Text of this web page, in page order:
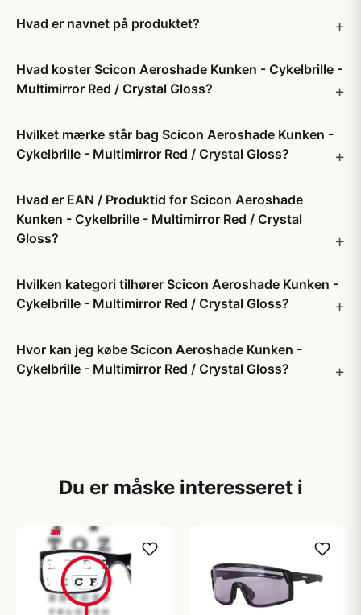
Hvad er navnet på produktet?
Hvad koster Scicon Aeroshade Kunken - Cykelbrille -
Multimirror Red / Crystal Gloss?
Hvilket mærke står bag Scicon Aeroshade Kunken -
Cykelbrille - Multimirror Red / Crystal Gloss?
Hvad er EAN / Produktid for Scicon Aeroshade
Kunken - Cykelbrille - Multimirror Red / Crystal
Gloss?
Hvilken kategori tilhører Scicon Aeroshade Kunken -
Cykelbrille - Multimirror Red / Crystal Gloss?
Hvor kan jeg købe Scicon Aeroshade Kunken -
Cykelbrille - Multimirror Red / Crystal Gloss?
Du er måske interesseret i